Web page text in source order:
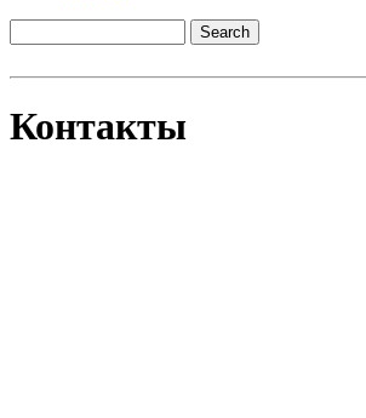
Контакты